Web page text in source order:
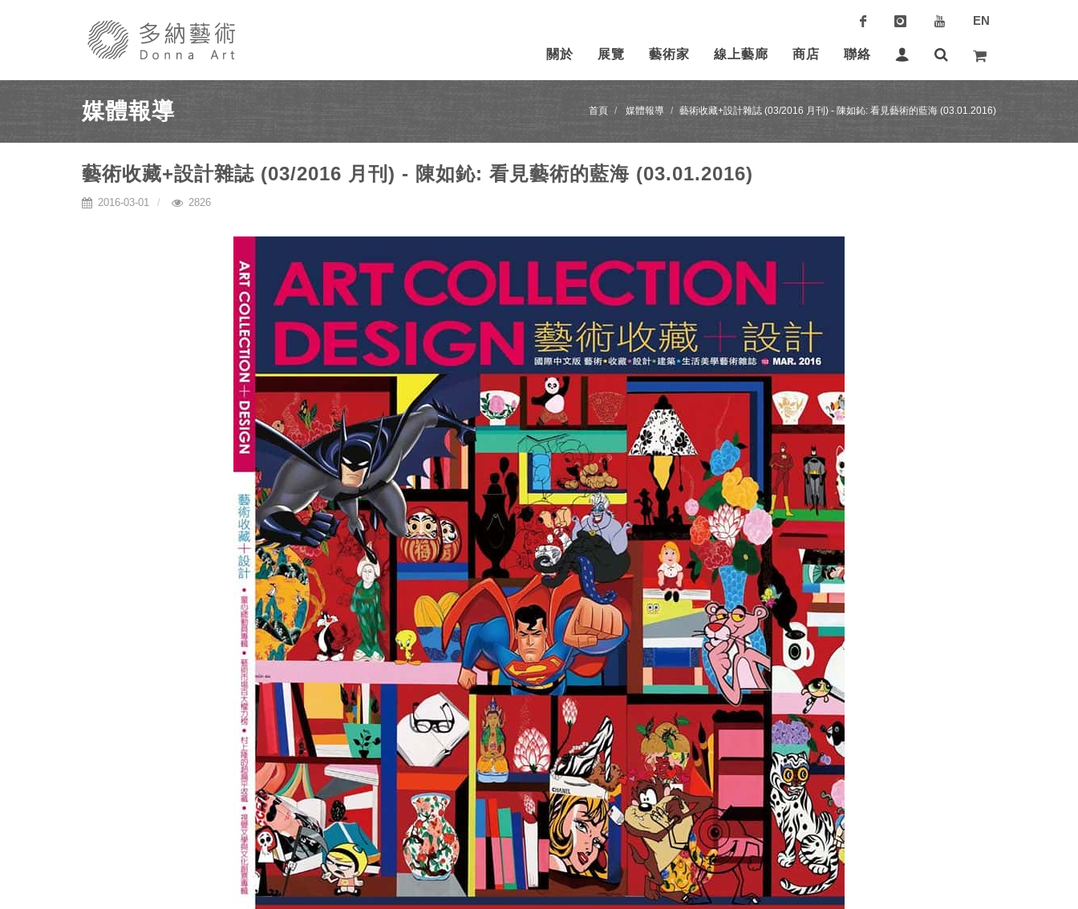
EN
關於 展覽 藝術家 線上藝廊 商店 聯絡
媒體報導 首頁 媒體報導 藝術收藏+設計雜誌 (03/2016 月刊) - 陳如鈊: 看見藝術的藍海 (03.01.2016)
藝術收藏+設計雜誌 (03/2016 月刊) - 陳如鈊: 看見藝術的藍海 (03.01.2016)
2016-03-01 2826